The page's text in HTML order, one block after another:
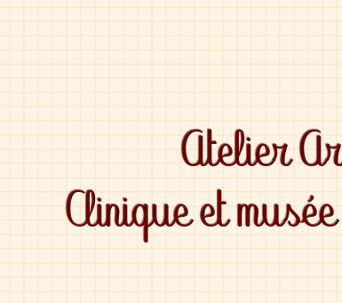
Atelier
Clinique et